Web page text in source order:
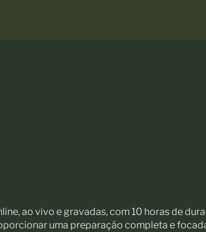
ao vivo e gravadas, com 10 horas de
uma preparação completa e